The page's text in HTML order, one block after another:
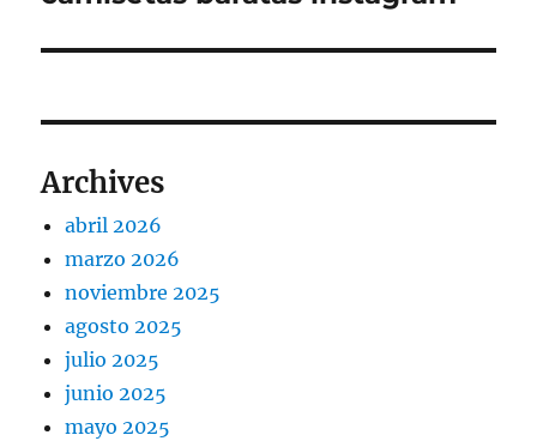
Archives
abril 2026
marzo 2026
noviembre 2025
agosto 2025
julio 2025
junio 2025
mayo 2025